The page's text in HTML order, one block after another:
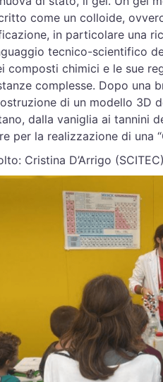
come un colloide,
in particolare una
tecnico-scientifico
composti chimici e le sue
complesse. Dopo una
di un modello 3D
dalla vaniglia ai tannini
per la realizzazione di una
Cristina D’Arrigo